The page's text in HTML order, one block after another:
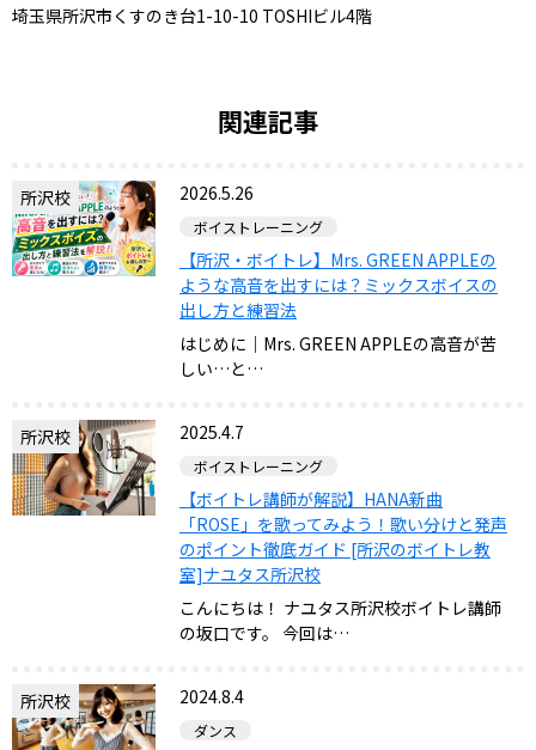
埼玉県所沢市くすのき台1-10-10 TOSHIビル4階
関連記事
所沢校 2026.5.26
ボイストレーニング
【所沢・ボイトレ】Mrs. GREEN APPLEの
ような高音を出すには？ミックスボイスの
出し方と練習法
はじめに｜Mrs. GREEN APPLEの高音が苦
しい…と…
所沢校 2025.4.7
ボイストレーニング
【ボイトレ講師が解説】HANA新曲
「ROSE」を歌ってみよう！歌い分けと発声
のポイント徹底ガイド [所沢のボイトレ教
室]ナユタス所沢校
こんにちは！ ナユタス所沢校ボイトレ講師
の坂口です。 今回は…
所沢校 2024.8.4
ダンス